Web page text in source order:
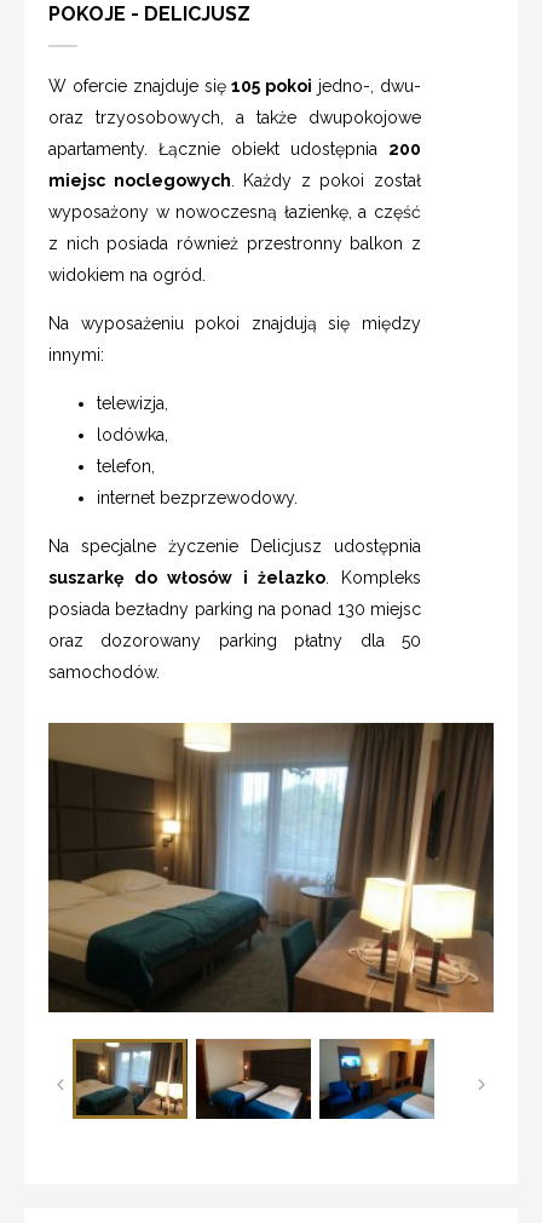
POKOJE - DELICJUSZ
W ofercie znajduje się105 pokoi jedno-, dwu-
oraz trzyosobowych, a także dwupokojowe
apartamenty. Łącznie obiekt udostępnia 200
miejsc noclegowych . Każdy z pokoi został
wyposażony w nowoczesną łazienkę, a część
z nich posiada również przestronny balkon z
widokiem na ogród.
Na wyposażeniu pokoi znajdują się między
innymi:
telewizja,
lodówka,
telefon,
internet bezprzewodowy.
Na specjalne życzenie Delicjusz udostępnia
suszarkę do włosów i żelazko
Kompleks
posiada bezładny parking na ponad 130 miejsc
oraz dozorowany parking płatny dla 50
samochodów.